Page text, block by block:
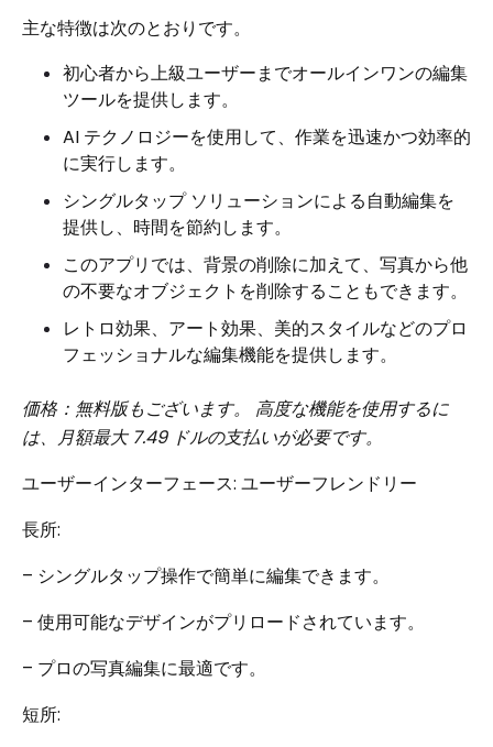
主な特徴は次のとおりです。
初心者から上級ユーザーまでオールインワンの編集
ツールを提供します。
AI テクノロジーを使用して、作業を迅速かつ効率的
に実行します。
シングルタップ ソリューションによる自動編集を
提供し、時間を節約します。
このアプリでは、背景の削除に加えて、写真から他
の不要なオブジェクトを削除することもできます。
レトロ効果、アート効果、美的スタイルなどのプロ
フェッショナルな編集機能を提供します。
価格：無料版もございます。 高度な機能を使用するに
は、月額最大 7.49 ドルの支払いが必要です。
ユーザーインターフェース: ユーザーフレンドリー
長所:
– シングルタップ操作で簡単に編集できます。
– 使用可能なデザインがプリロードされています。
– プロの写真編集に最適です。
短所: